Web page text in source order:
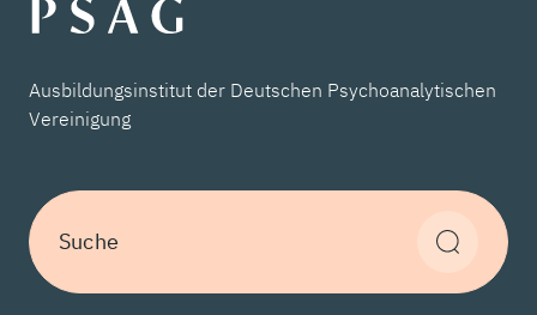
Ausbildungsinstitut der Deutschen Psychoanalytischen
Vereinigung
Suche